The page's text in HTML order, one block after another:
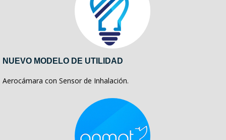
NUEVO MODELO DE UTILIDAD
Aerocámara con Sensor de Inhalación.